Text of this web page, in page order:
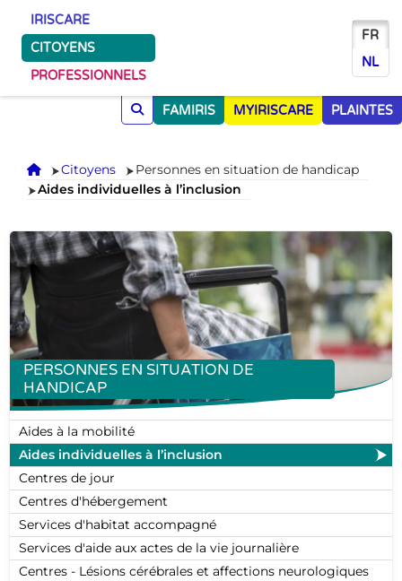
IRISCARE
CITOYENS
PROFESSIONNELS
FR
NL
FAMIRIS MYIRISCARE PLAINTES
Accueil
Citoyens
Personnes en situation de handicap
Aides individuelles à l’inclusion
PERSONNES EN SITUATION DE
HANDICAP
Aides à la mobilité
Aides individuelles à l’inclusion
Centres de jour
Centres d'hébergement
Services d'habitat accompagné
Services d'aide aux actes de la vie journalière
Centres - Lésions cérébrales et affections neurologiques